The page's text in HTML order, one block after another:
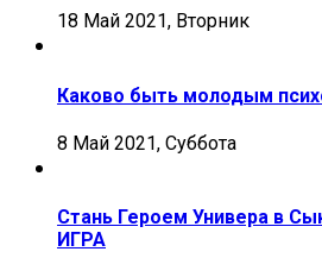
18 Май 2021, Вторник
Каково быть молодым
8 Май 2021, Суббота
Стань Героем Универа в
ИГРА